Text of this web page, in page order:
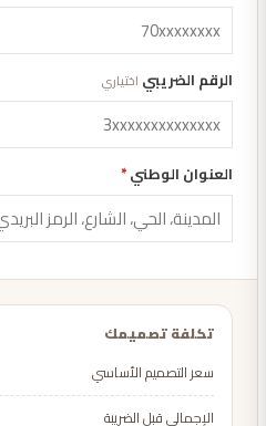
الرقم الضريبي اختياري
العنوان الوطني*
تكلفة تصميمك
سعر التصميم الأساسي
الإجمالي قبل الضريبة